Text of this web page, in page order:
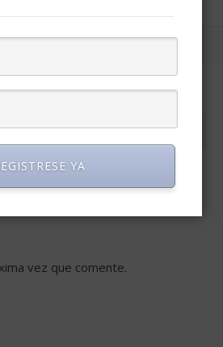
vez que comente.
YA